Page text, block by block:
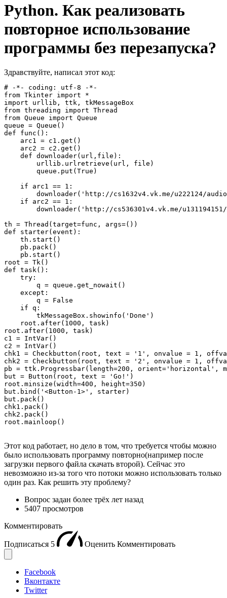
Python. Как реализовать
повторное использование
программы без перезапуска?
Здравствуйте, написал этот код:
# -*- coding: utf-8 -*-
from Tkinter import *
import urllib, ttk, tkMessageBox
from threading import Thread
from Queue import Queue
queue = Queue()
def func():
    arc1 = c1.get()
    arc2 = c2.get()
    def downloader(url,file):
        urllib.urlretrieve(url, file)
        queue.put(True)
    if arc1 == 1:
downloader('http://cs1632v4.vk.me/u222124/
    if arc2 == 1:
downloader('http://cs536301v4.vk.me/
th = Thread(target=func, args=())
def starter(event):
    th.start()
    pb.pack()
    pb.start()
root = Tk()
def task():
    try:
        q = queue.get_nowait()
    except:
        q = False
    if q:
        tkMessageBox.showinfo('Done')
    root.after(1000, task)
root.after(1000, task)
c1 = IntVar()
c2 = IntVar()
chk1 = Checkbutton(root, text = '1', onvalue = 1,
chk2 = Checkbutton(root, text = '2', onvalue = 1,
pb = ttk.Progressbar(length=200, orient='horizontal',
but = Button(root, text = 'Go!')
root.minsize(width=400, height=350)
but.bind('<Button-1>', starter)
but.pack()
chk1.pack()
chk2.pack()
root.mainloop()
Этот код работает, но дело в том, что требуется чтобы можно
было использовать программу повторно(например после
загрузки первого файла скачать второй). Сейчас это
невозможно из-за того что потоки можно использовать только
один раз. Как решить эту проблему?
Вопрос задан более трёх лет назад
5407 просмотров
Комментировать
Подписаться 5 Оценить Комментировать
Facebook
Вконтакте
Twitter